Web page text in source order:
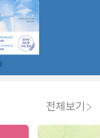
전체보기